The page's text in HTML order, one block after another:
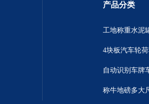
产品分类
工地称重水泥
4块板汽车轮
称牛地磅多大